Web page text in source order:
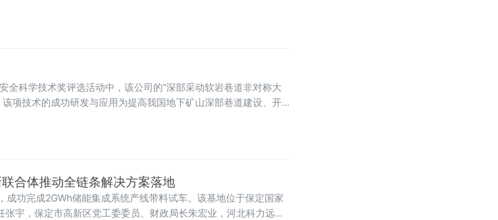
全科学技术奖评选活动中，该公司的“深部采动软岩巷道非对称大
项技术的成功研发与应用为提高我国地下矿山深部巷道建设、开
合体推动全链条解决方案落地
功完成2GWh储能集成系统产线带料试车。该基地位于保定国家
宇，保定市高新区党工委委员、财政局长朱宏业，河北科力远混